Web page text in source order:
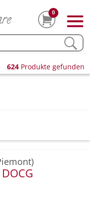
0
624 Produkte gefunden